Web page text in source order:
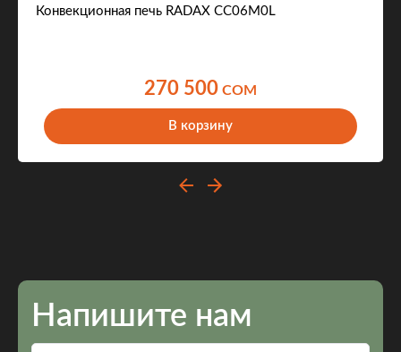
Конвекционная печь RADAX CC06M0L
270 500 COM
В корзину
Напишите нам